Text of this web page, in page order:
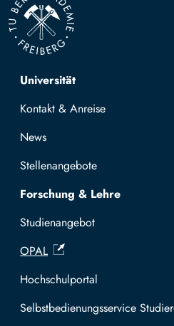
Top navigation
Universität
Kontakt & Anreise
News
Stellenangebote
Forschung & Lehre
Studienangebot
OPAL
Hochschulportal
Selbstbedienungsservice